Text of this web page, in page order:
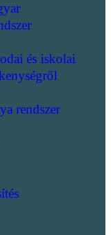
és iskolai
rendszer